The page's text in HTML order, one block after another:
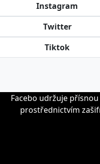
Instagram
Twitter
Tiktok
Facebo udržuje
prostřednictvím